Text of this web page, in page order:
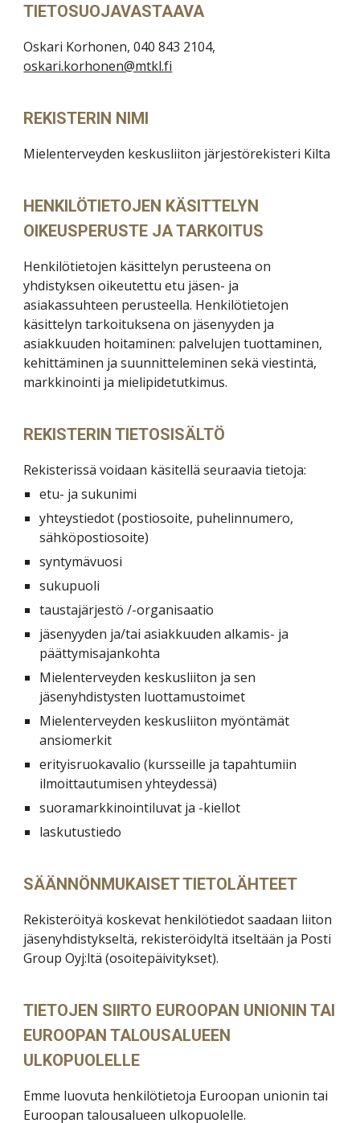
TIETOSUOJAVASTAAVA
Oskari Korhonen, 040 843 2104,
oskari.korhonen@mtkl.fi
REKISTERIN NIMI
Mielenterveyden keskusliiton järjestörekisteri Kilta
HENKILÖTIETOJEN KÄSITTELYN
OIKEUSPERUSTE JA TARKOITUS
Henkilötietojen käsittelyn perusteena on
yhdistyksen oikeutettu etu jäsen- ja
asiakassuhteen perusteella. Henkilötietojen
käsittelyn tarkoituksena on jäsenyyden ja
asiakkuuden hoitaminen: palvelujen tuottaminen,
kehittäminen ja suunnitteleminen sekä viestintä,
markkinointi ja mielipidetutkimus.
REKISTERIN TIETOSISÄLTÖ
Rekisterissä voidaan käsitellä seuraavia tietoja:
etu- ja sukunimi
yhteystiedot (postiosoite, puhelinnumero,
sähköpostiosoite)
syntymävuosi
sukupuoli
taustajärjestö /-organisaatio
jäsenyyden ja/tai asiakkuuden alkamis- ja
päättymisajankohta
Mielenterveyden keskusliiton ja sen
jäsenyhdistysten luottamustoimet
Mielenterveyden keskusliiton myöntämät
ansiomerkit
erityisruokavalio (kursseille ja tapahtumiin
ilmoittautumisen yhteydessä)
suoramarkkinointiluvat ja -kiellot
laskutustiedo
SÄÄNNÖNMUKAISET TIETOLÄHTEET
Rekisteröityä koskevat henkilötiedot saadaan liiton
jäsenyhdistykseltä, rekisteröidyltä itseltään ja Posti
Group Oyj:ltä (osoitepäivitykset).
TIETOJEN SIIRTO EUROOPAN UNIONIN TAI
EUROOPAN TALOUSALUEEN
ULKOPUOLELLE
Emme luovuta henkilötietoja Euroopan unionin tai
Euroopan talousalueen ulkopuolelle.